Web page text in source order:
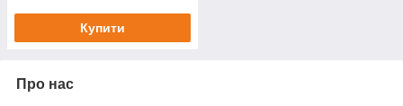
Купити
Про нас